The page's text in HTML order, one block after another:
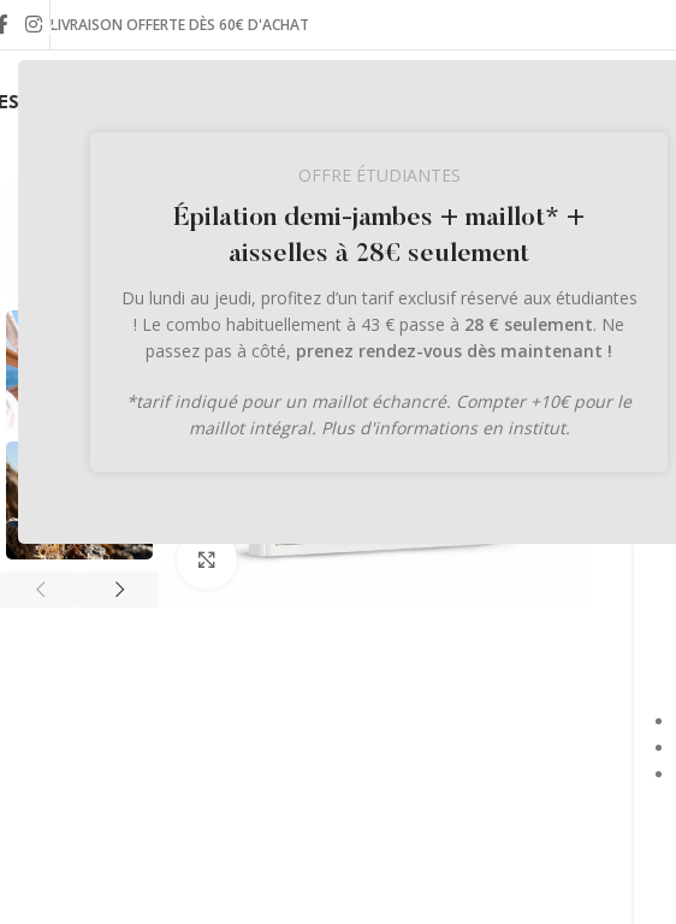
OFFRE ÉTUDIANTES
Épilation demi-jambes + maillot* +
aisselles à 28€ seulement
Du lundi au jeudi, profitez d’un tarif exclusif réservé aux étudiantes
! Le combo habituellement à 43 € passe à 28 € seulement. Ne
passez pas à côté, prenez rendez-vous dès maintenant !
*tarif indiqué pour un maillot échancré. Compter +10€ pour le
maillot intégral. Plus d'informations en institut.
LIVRAISON OFFERTE DÈS 60€ D'ACHAT
INSTITUTS
Cliquez pour agrandir